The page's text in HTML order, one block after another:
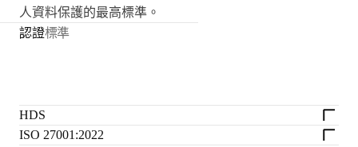
人資料保護的最高標準。
認證標準
HDS
ISO 27001:2022